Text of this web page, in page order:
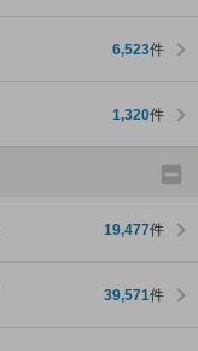
6,523件
1,320件
19,477件
39,571件